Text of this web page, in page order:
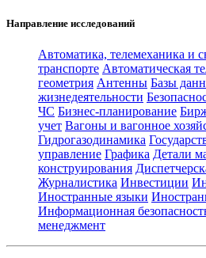
Направление исследований
Автоматика, телемеханика и
транспорте Автоматическая
геометрия Антенны Базы
жизнедеятельности
ЧС Бизнес-планирование
учет Вагоны и вагонное
Гидрогазодинамика
управление Графика Детали
конструирования
Журналистика Инвестиции
Иностранные языки
Информационная
менеджмент